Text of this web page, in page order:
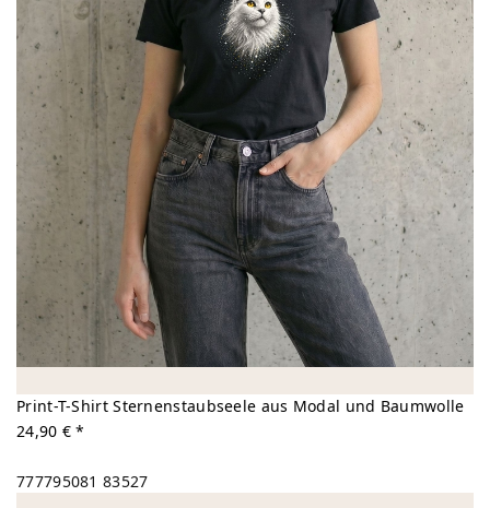
Print-T-Shirt Sternenstaubseele aus Modal und Baumwolle
24,90 € *
777795081 83527